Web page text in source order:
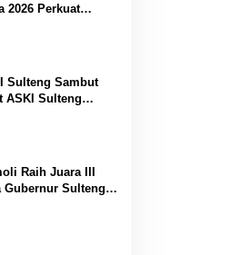
2026 Perkuat
Sulteng Sambut
ASKI Sulteng
Raih Juara III
Gubernur Sulteng